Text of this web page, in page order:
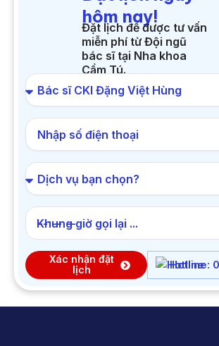
hôm nay!
Đặt lịch để được tư vấn
miễn phí từ Đội ngũ
bác sĩ tại Nha khoa
Cẩm Tú.
Khung giờ gọi lại ...
Xác nhận đặt
lịch
Hotline: